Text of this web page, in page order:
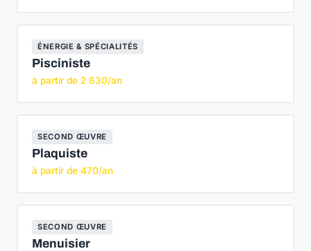
ÉNERGIE & SPÉCIALITÉS
Pisciniste
à partir de 2 630/an
SECOND ŒUVRE
Plaquiste
à partir de 470/an
SECOND ŒUVRE
Menuisier